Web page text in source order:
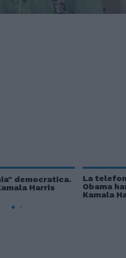
democratica.
Harris
La
Obama
Kamala